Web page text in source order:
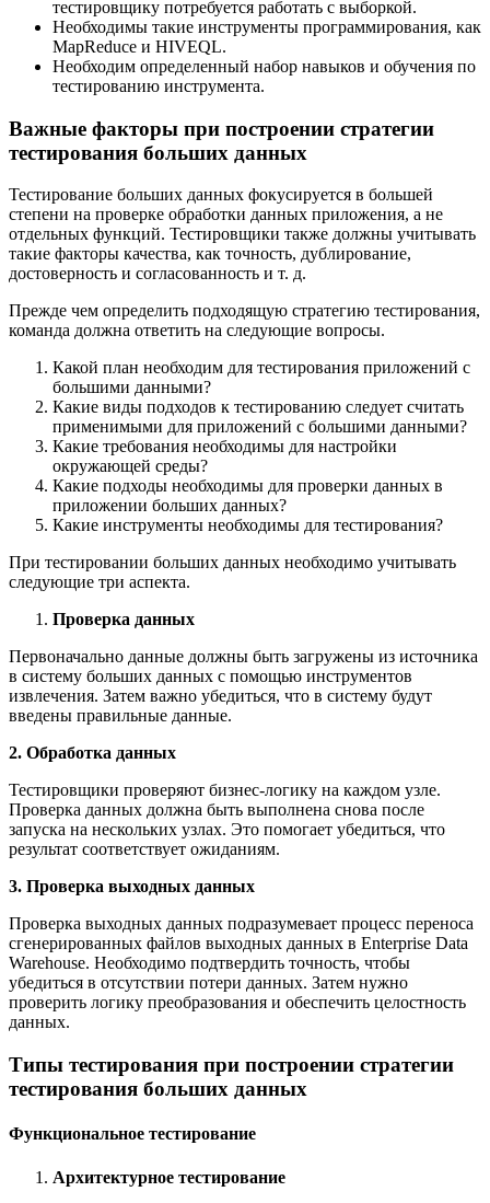
тестировщику потребуется работать с выборкой.
Необходимы такие инструменты программирования, как
MapReduce и HIVEQL.
Необходим определенный набор навыков и обучения по
тестированию инструмента.
Важные факторы при построении стратегии
тестирования больших данных
Тестирование больших данных фокусируется в большей
степени на проверке обработки данных приложения, а не
отдельных функций. Тестировщики также должны учитывать
такие факторы качества, как точность, дублирование,
достоверность и согласованность и т. д.
Прежде чем определить подходящую стратегию тестирования,
команда должна ответить на следующие вопросы.
Какой план необходим для тестирования приложений с
большими данными?
Какие виды подходов к тестированию следует считать
применимыми для приложений с большими данными?
Какие требования необходимы для настройки
окружающей среды?
Какие подходы необходимы для проверки данных в
приложении больших данных?
Какие инструменты необходимы для тестирования?
При тестировании больших данных необходимо учитывать
следующие три аспекта.
Проверка данных
Первоначально данные должны быть загружены из источника
в систему больших данных с помощью инструментов
извлечения. Затем важно убедиться, что в систему будут
введены правильные данные.
2. Обработка данных
Тестировщики проверяют бизнес-логику на каждом узле.
Проверка данных должна быть выполнена снова после
запуска на нескольких узлах. Это помогает убедиться, что
результат соответствует ожиданиям.
3. Проверка выходных данных
Проверка выходных данных подразумевает процесс переноса
сгенерированных файлов выходных данных в Enterprise Data
Warehouse. Необходимо подтвердить точность, чтобы
убедиться в отсутствии потери данных. Затем нужно
проверить логику преобразования и обеспечить целостность
данных.
Типы тестирования при построении стратегии
тестирования больших данных
Функциональное тестирование
Архитектурное тестирование